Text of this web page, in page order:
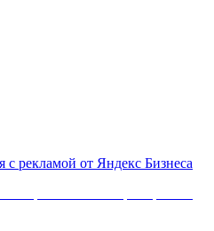
с рекламой от Яндекс Бизнеса